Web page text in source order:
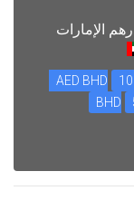
الإمارات
BHD